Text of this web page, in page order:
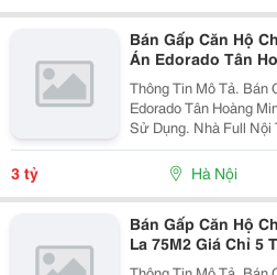
Bán Gấp Căn Hộ
Án Edorado Tân
Thông Tin Mô Tả. Bán Gấp Căn Hộ Chung Cư Cao Cấp
Edorado Tân Hoàng Minh Quận
Sử Dụng. Nhà Full Nội Thất. ( Hiện Đang Cho Thuê Giá
11 Triệu/Tháng) Giá Bánh Gấp Chỉ 3 Tỷ . Có Slot Oto
Dưới Hầm. Liên
3 tỷ Hà Nội
Bán Gấp Căn Hộ
La 75M2 Giá Chỉ 5